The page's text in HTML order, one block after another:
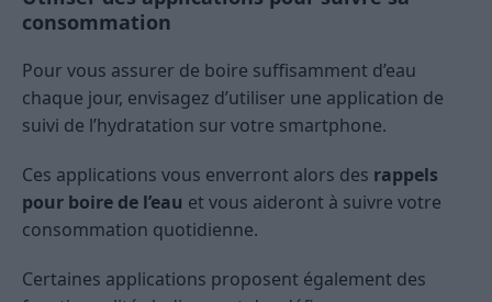
consommation
Pour vous assurer de boire suffisamment d’eau
chaque jour, envisagez d’utiliser une application de
suivi de l’hydratation sur votre smartphone.
Ces applications vous enverront alors des rappels
pour boire de l’eau et vous aideront à suivre votre
consommation quotidienne.
Certaines applications proposent également des